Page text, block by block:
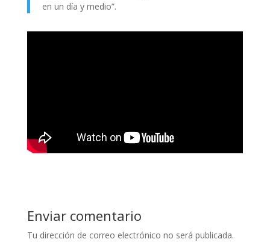
en un día y medio”.
Enviar comentario
Tu dirección de correo electrónico no será publicada.